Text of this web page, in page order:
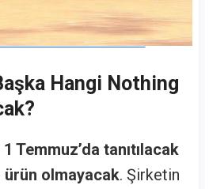
Hangi Nothing
1 Temmuz’da tanıtılacak
olmayacak. Şirketin